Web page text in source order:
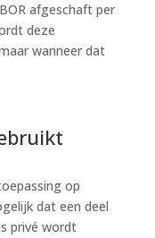
afgeschaft per
deze
wanneer dat
op
dat een deel
privé wordt